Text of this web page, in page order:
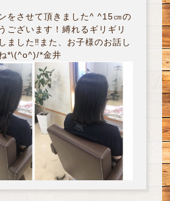
をさせて頂きました^ ^15㎝の
ございます！縛れるギリギリ
ました‼︎また、お子様のお話し
*\(^o^)/*金井